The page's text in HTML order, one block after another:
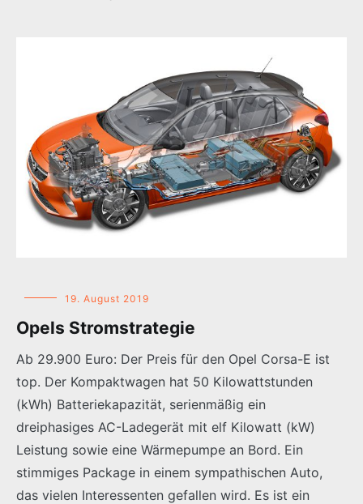
19. August 2019
Opels Stromstrategie
Ab 29.900 Euro: Der Preis für den Opel Corsa-E ist
top. Der Kompaktwagen hat 50 Kilowattstunden
(kWh) Batteriekapazität, serienmäßig ein
dreiphasiges AC-Ladegerät mit elf Kilowatt (kW)
Leistung sowie eine Wärmepumpe an Bord. Ein
stimmiges Package in einem sympathischen Auto,
das vielen Interessenten gefallen wird. Es ist ein